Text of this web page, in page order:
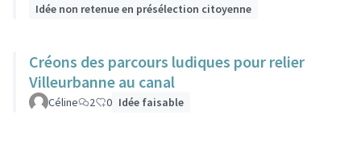
Idée non retenue en présélection citoyenne
Créons des parcours ludiques pour relier
Villeurbanne au canal
Céline 2 0 Idée faisable